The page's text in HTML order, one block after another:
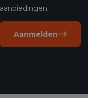
aanbiedingen
Aanmelden